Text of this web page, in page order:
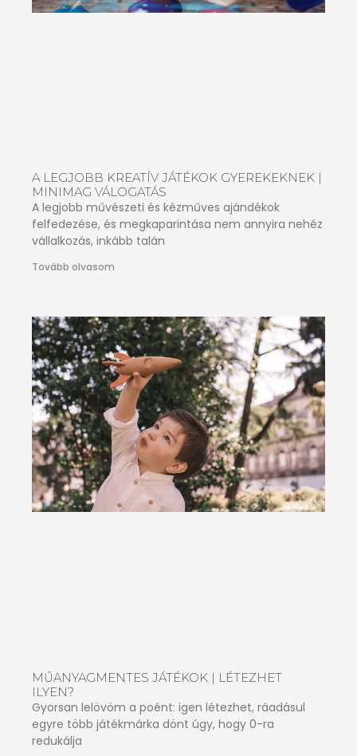
A LEGJOBB KREATÍV JÁTÉKOK GYEREKEKNEK |
MINIMAG VÁLOGATÁS
A legjobb művészeti és kézműves ajándékok
felfedezése, és megkaparintása nem annyira nehéz
vállalkozás, inkább talán
Tovább olvasom
MŰANYAGMENTES JÁTÉKOK | LÉTEZHET
ILYEN?
Gyorsan lelövöm a poént: igen létezhet, ráadásul
egyre több játékmárka dönt úgy, hogy 0-ra
redukálja